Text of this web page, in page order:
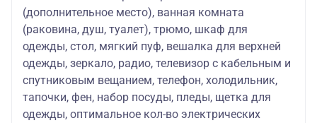
(дополнительное место), ванная комната
(раковина, душ, туалет), трюмо, шкаф для
одежды, стол, мягкий пуф, вешалка для верхней
одежды, зеркало, радио, телевизор с кабельным и
спутниковым вещанием, телефон, холодильник,
тапочки, фен, набор посуды, пледы, щетка для
одежды, оптимальное кол-во электрических